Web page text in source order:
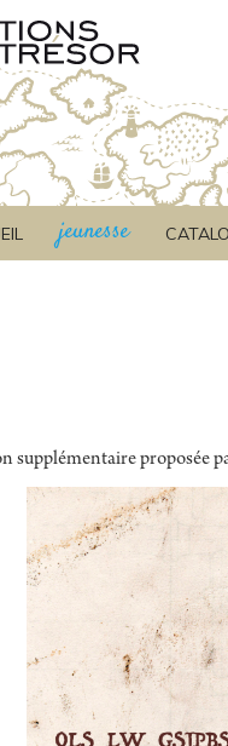
jeunesse
supplémentaire proposée